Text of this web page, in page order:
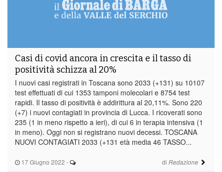
17 Giugno 2022 - di Redazione
Casi di covid ancora in crescita e il tasso di
positività schizza al 20%
I nuovi casi registrati in Toscana sono 2033 (+131) su 10107
test effettuati di cui 1353 tamponi molecolari e 8754 test
rapidi. Il tasso di positività è addirittura al 20,11%. Sono 220
(+7) i nuovi contagiati in provincia di Lucca. I ricoverati sono
235 (1 in meno rispetto a ieri), di cui 6 in terapia intensiva (1
in meno). Oggi non si registrano nuovi decessi. TOSCANA
NUOVI CONTAGIATI 2033 (+131 età media 46 TASSO...